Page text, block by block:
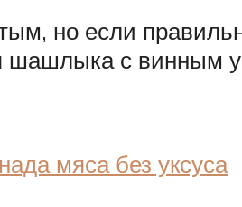
но если
с винным